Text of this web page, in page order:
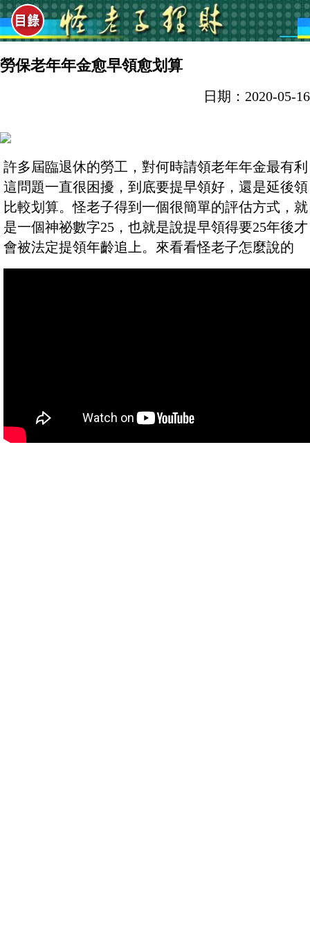
勞保老年年金愈早領愈划算
日期：2020-05-16
許多屆臨退休的勞工，對何時請領老年年金最有利
這問題一直很困擾，到底要提早領好，還是延後領
比較划算。怪老子得到一個很簡單的評估方式，就
是一個神祕數字25，也就是說提早領得要25年後才
會被法定提領年齡追上。來看看怪老子怎麼說的